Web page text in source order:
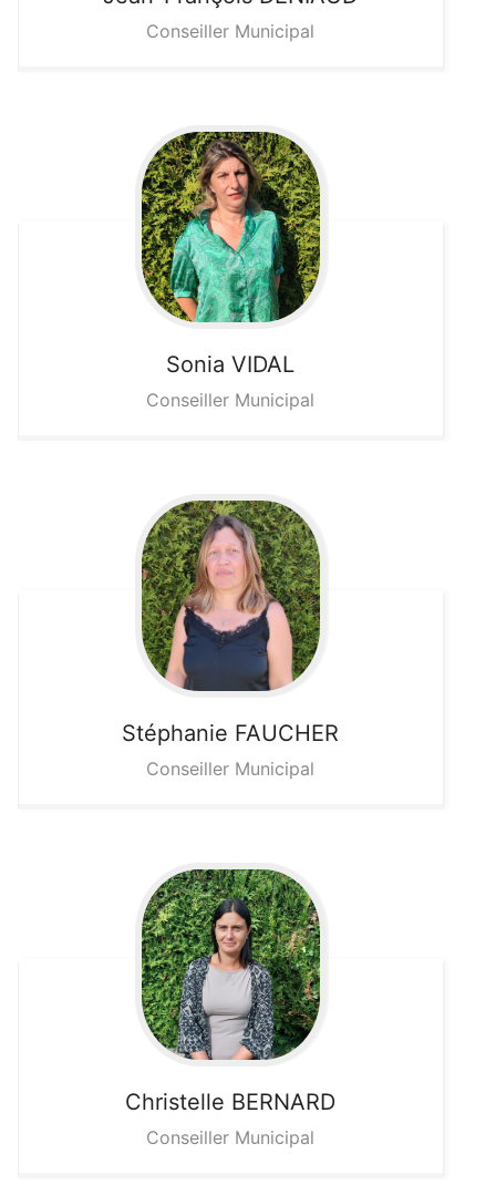
Conseiller Municipal
Sonia VIDAL
Conseiller Municipal
Stéphanie FAUCHER
Conseiller Municipal
Christelle BERNARD
Conseiller Municipal